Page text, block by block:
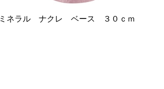
ミネラル ナクレ ベース ３０ｃｍ